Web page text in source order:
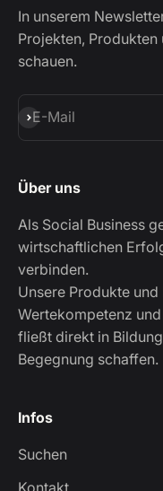
In unserem
Projekten, Produkten
schauen.
E-Mail
Abonnieren
Über uns
Als Social Business
wirtschaftlichen
verbinden.
Unsere Produkte
Wertekompetenz
fließt direkt in
Begegnung schaffen.
Infos
Suchen
Kontakt